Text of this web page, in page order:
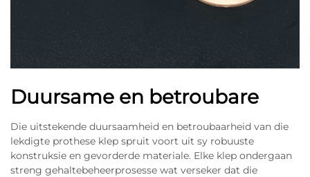
Duursame en betroubare
Die uitstekende duursaamheid en betroubaarheid van die
lekdigte prothese klep spruit voort uit sy robuuste
konstruksie en gevorderde materiale. Elke klep ondergaan
streng gehaltebeheerprosesse wat verseker dat die